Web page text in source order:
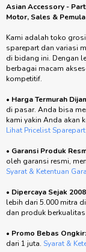
Asian Accessory -
Motor, Sales & Pemula
Kami adalah toko
sparepart dan variasi
di bidang ini. Dengan
berbagai macam
kompetitif.
• Harga Termurah
di pasar. Anda bisa
kami yakin Anda akan
Lihat Pricelist Sparepart
• Garansi Produk
oleh garansi resmi,
Syarat & Ketentuan
• Dipercaya Sejak
lebih dari 5.000 mitra
dan produk
• Promo Bebas Ongkir:
dari 1 juta. Syarat &